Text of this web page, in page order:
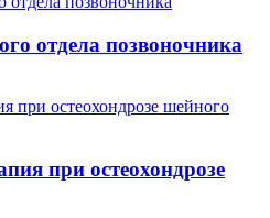
отдела позвоночника
при остеохондрозе